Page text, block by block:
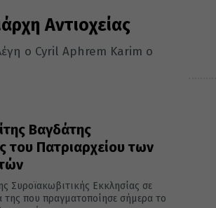
Αντιοχείας
ο Cyril Aphrem Karim ο
Βαγδάτης
του Πατριαρχείου των
Συροϊακωβιτικής Εκκλησίας σε
της που πραγματοποίησε σήμερα το